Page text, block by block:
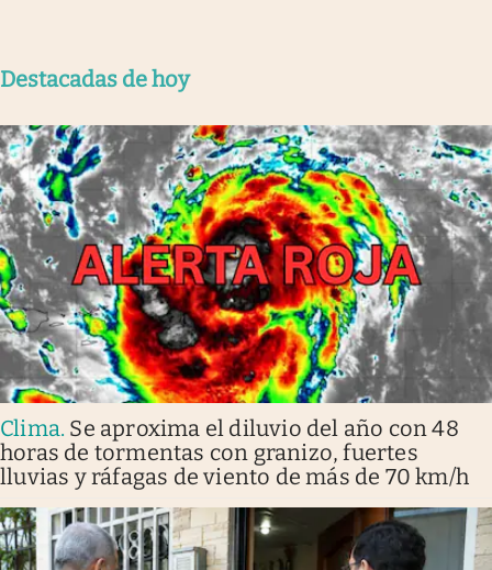
Destacadas de hoy
Clima. Se aproxima el diluvio del año con 48
horas de tormentas con granizo, fuertes
lluvias y ráfagas de viento de más de 70 km/h